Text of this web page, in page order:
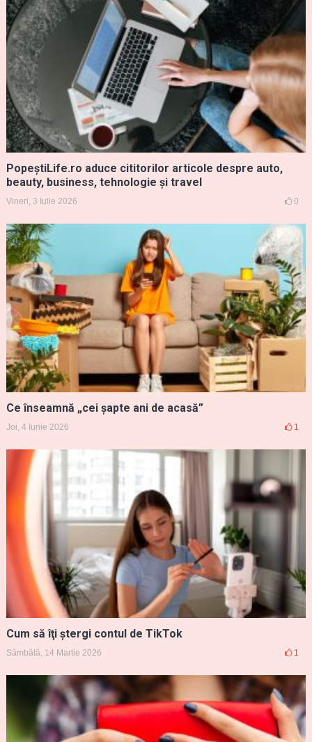
PopeștiLife.ro aduce cititorilor articole despre auto,
beauty, business, tehnologie și travel
Vineri, 3 Iulie 2026 0
Ce înseamnă „cei șapte ani de acasă”
Joi, 4 Iunie 2026 1
Cum să îţi ştergi contul de TikTok
Sâmbătă, 14 Martie 2026 1